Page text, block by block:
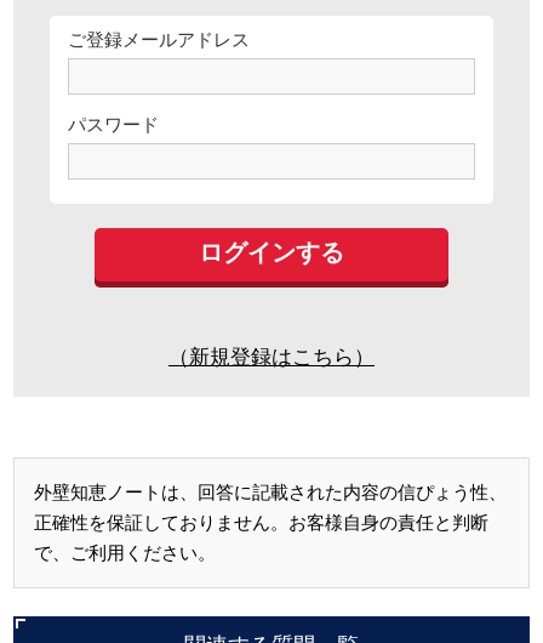
ご登録メールアドレス
パスワード
（新規登録はこちら）
外壁知恵ノートは、回答に記載された内容の信ぴょう性、
正確性を保証しておりません。お客様自身の責任と判断
で、ご利用ください。